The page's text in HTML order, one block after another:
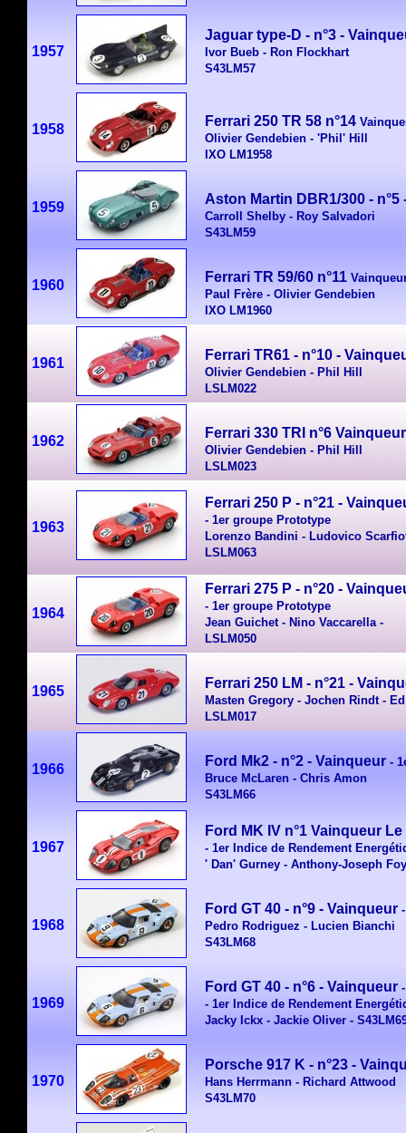
1957
Jaguar type-D - n°3 -
Ivor Bueb - Ron Flockhart
S43LM57
1958
Ferrari 250 TR 58 n°14
Olivier Gendebien - 'Phil' Hill
IXO LM1958
1959
Aston Martin DBR1/300 - n°5
Carroll Shelby - Roy Salvadori
S43LM59
1960
Ferrari TR 59/60 n°11
Paul Frère - Olivier Gendebien
IXO LM1960
1961
Ferrari TR61 - n°10 -
Olivier Gendebien - Phil Hill
LSLM022
1962
Ferrari 330 TRI n°6
Olivier Gendebien - Phil Hill
LSLM023
1963
Ferrari 250 P - n°21 -
- 1er groupe Prototype
Lorenzo Bandini - Ludovico
LSLM063
1964
Ferrari 275 P - n°20 -
- 1er groupe Prototype
Jean Guichet - Nino Vaccarella -
LSLM050
1965
Ferrari 250 LM - n°21 -
Masten Gregory - Jochen Rindt -
LSLM017
1966
Ford Mk2 - n°2 - Vainqueur -
Bruce McLaren - Chris Amon
S43LM66
1967
Ford MK IV n°1 Vainqueur
- 1er Indice de Rendement
' Dan' Gurney - Anthony-Joseph
1968
Ford GT 40 - n°9 - Vainqueur
Pedro Rodriguez - Lucien Bianchi
S43LM68
1969
Ford GT 40 - n°6 - Vainqueur
- 1er Indice de Rendement
Jacky Ickx - Jackie Oliver -
1970
Porsche 917 K - n°23 -
Hans Herrmann - Richard Attwood
S43LM70